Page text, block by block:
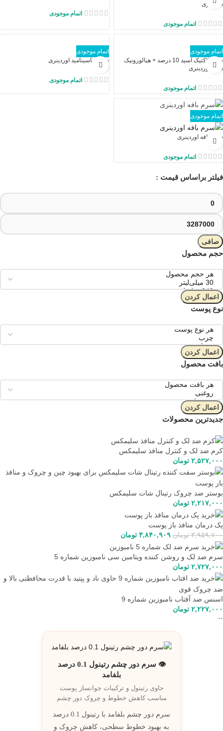
اوردینری
اتمام موجودی
اتمام موجودی
اتمام موجودی
سرم لاکتیک اسید 10 درصد + هیالورونیک
اسید اوردینری
اتمام موجودی
اتمام موجودی
سرم نیاسینامید اوردینری
اتمام موجودی
اتمام موجودی
سرم بافه اوردینری
اتمام موجودی
فیلتر براساس قیمت :
صافی
حجم محصول
اعمال کردن
نوع پوست
اعمال کردن
بافت محصول
اعمال کردن
جدیدترین محصولات
کرم ضد لک و کنترل منافذ سلیمکس
۲,۵۲۷,۰۰۰ تومان
بوستر ضد چروک رتینال شات سلیمکس
۲,۲۱۷,۰۰۰ تومان
پک درمان منافذ باز پوست
۳,۹۵۹,۷۰۰ تومان ۳,۸۴۰,۹۰۹ تومان
سرم ضد لک و روشن کننده ویتامین سی نامبوزین شماره 5
۲,۷۲۷,۰۰۰ تومان
اسنس ضد آفتاب نامبوزین شماره 9
۲,۲۲۷,۰۰۰ تومان
``
👁️ سرم دور چشم رتینول 0.1 درصد
بلفامد
حاوی رتینول و ترکيبات جوانساز پوست
مناسب کاهش خطوط و چروک دور چشم
سرم دور چشم بلفامد با رتینول 0.1 درصد
به بهبود خطوط سطحی، کاهش چروک و